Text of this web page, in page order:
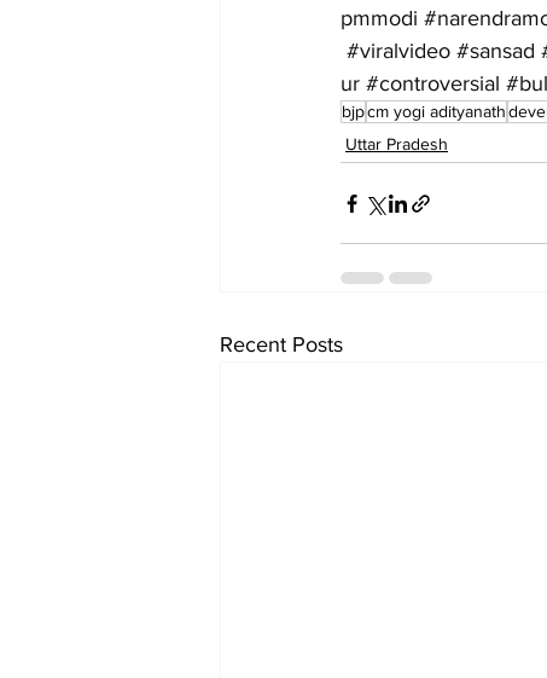
pmmodi
#viralvideo #sansad
ur #controversial
bjpcm yogi adityanath
Uttar Pradesh
Recent Posts